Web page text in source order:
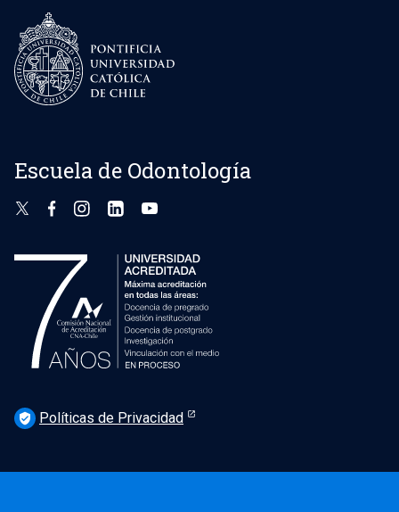
Escuela de Odontología
verified_user Políticas de Privacidad